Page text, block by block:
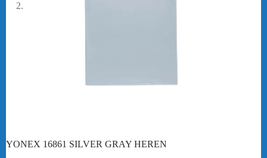
YONEX 16861 SILVER GRAY HEREN